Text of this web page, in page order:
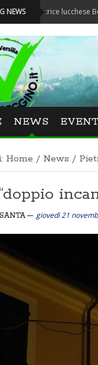
NEWSlucchese Beatrice
NEWS
Home / News /
giovedì 21